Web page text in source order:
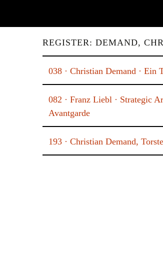
REGISTER: DEMAND,
038 · Christian Demand · Ein
082 · Franz Liebl · Strategic
Avantgarde
193 · Christian Demand,